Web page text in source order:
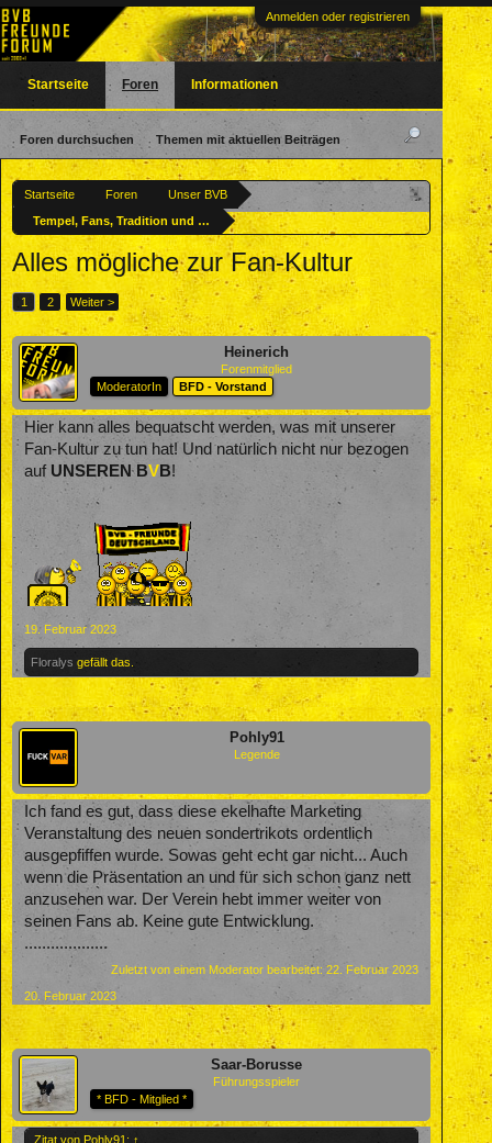
Anmelden oder registrieren
Startseite Foren
Unser BVB
Tempel, Fans, Tradition und Kultur
Alles mögliche zur Fan-Kultur
1 2 Weiter >
Heinerich
Forenmitglied
ModeratorIn
BFD - Vorstand
Hier kann alles bequatscht werden, was mit unserer
Fan-Kultur zu tun hat! Und natürlich nicht nur bezogen
auf UNSEREN BVB!
19. Februar 2023
Floralys gefällt das.
Pohly91
Legende
Ich fand es gut, dass diese ekelhafte Marketing
Veranstaltung des neuen sondertrikots ordentlich
ausgepfiffen wurde. Sowas geht echt gar nicht... Auch
wenn die Präsentation an und für sich schon ganz nett
anzusehen war. Der Verein hebt immer weiter von
seinen Fans ab. Keine gute Entwicklung.
...................
Zuletzt von einem Moderator bearbeitet:22. Februar 2023
20. Februar 2023
Saar-Borusse
Führungsspieler
* BFD - Mitglied *
Zitat von Pohly91: ↑
Startseite Foren
Foren durchsuchen Themen mit aktuellen Beiträgen
Informationen